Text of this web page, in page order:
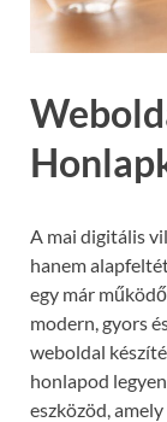
A mai digitális
hanem
egy már
modern, gyors
weboldal
honlapod
eszközöd,